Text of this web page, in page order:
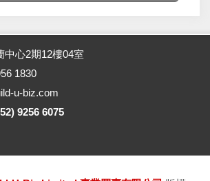
中心2期12樓04室
1830
u-biz.com
9256 6075